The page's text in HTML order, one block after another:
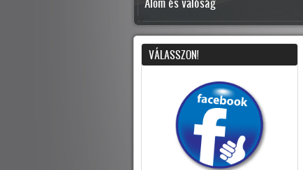
7
VÁLASSZON!